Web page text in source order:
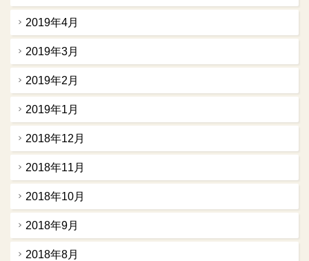
2019年4月
2019年3月
2019年2月
2019年1月
2018年12月
2018年11月
2018年10月
2018年9月
2018年8月